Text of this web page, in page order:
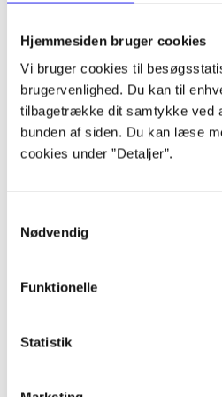
Hjemmesiden bruger cookies
Vi bruger cookies til
brugervenlighed. Du kan til
tilbagetrække dit samtykke ved
bunden af siden. Du kan læse
cookies under ”Detaljer”.
Nødvendig
Funktionelle
Statistik
lorem
lorem
lorem
lorem
lorem
lorem
lorem